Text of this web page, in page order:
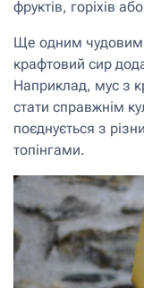
фруктів, горіхів
Ще одним чудовим
крафтовий сир
Наприклад, мус з
стати справжнім
поєднується з
топінгами.